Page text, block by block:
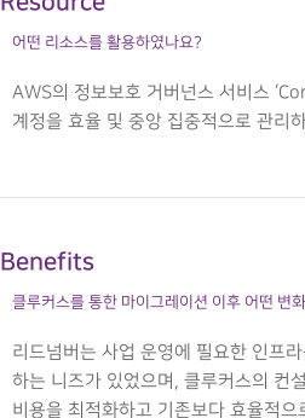
어떤 리소스를 활용하였나요?
AWS의 정보보호 거버넌스 서비스
계정을 효율 및 중앙 집중적으로 관리
Benefits
클루커스를 통한 마이그레이션 이후 어떤 변
리드넘버는 사업 운영에 필요한 인프
하는 니즈가 있었으며, 클루커스의 컨
비용을 최적화하고 기존보다 효율적으